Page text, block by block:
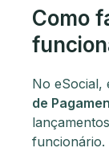
Como
No eSocial,
de
funcionário.